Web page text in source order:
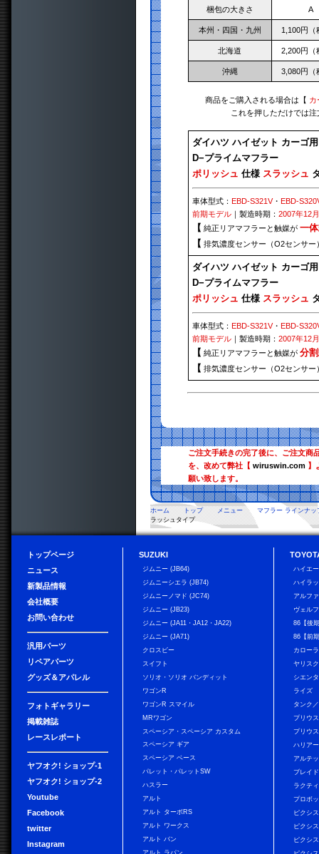
梱包の大きさ A
本州・四国・九州 1,100円（
北海道 2,200円（
沖縄 3,080円（
商品をご購入される場合は【 カ
これを押しただけでは
ダイハツ ハイゼット カーゴ用
D−プライムマフラー
ポリッシュ 仕様 スラッシュ
車体型式： EBD-S321V・ EBD-
前期モデル｜製造時期： 2007年12
【 純正リアマフラーと触媒が 一
【 排気濃度センサー（O2センサー
ダイハツ ハイゼット カーゴ用
D−プライムマフラー
ポリッシュ 仕様 スラッシュ
車体型式： EBD-S321V・ EBD-
前期モデル｜製造時期： 2007年12
【 純正リアマフラーと触媒が 分
【 排気濃度センサー（O2センサー
ご注文手続きの完了後に、ご注文商
を、改めて弊社【 wiruswin.com】
願い致します。
ホーム トップ メニュー
マフラー ラインナッ
ラッシュタイプ
トップページ
ニュース
新製品情報
会社概要
お問い合わせ
汎用パーツ
リペアパーツ
グッズ＆アパレル
フォトギャラリー
掲載雑誌
レースレポート
ヤフオク! ショップ-1
ヤフオク! ショップ-2
Youtube
Facebook
twitter
Instagram
SUZUKI
ジムニー (JB64)
ジムニーシエラ (JB74)
ジムニーノマド (JC74)
ジムニー (JB23)
ジムニー (JA11・JA12・JA22)
ジムニー (JA71)
クロスビー
スイフト
ソリオ・ソリオ バンディット
ワゴンR
ワゴンR スマイル
MRワゴン
スペーシア・スペーシア カスタム
スペーシア ギア
スペーシア ベース
パレット・パレットSW
ハスラー
アルト
アルト ターボRS
アルト ワークス
アルト バン
アルト ラパン
ハイエ
ハイラ
アルフ
ヴェル
86【後
86【前
カロー
ヤリス
シエンタ
ライズ
タンク
プリウス
プリウ
ハリアー
アルテ
ブレイド
ラクテ
プロボ
ピクシ
ピクシ
ピクシ